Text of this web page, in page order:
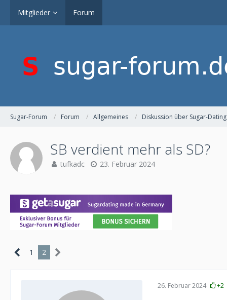
Mitglieder Forum
Sugar-Forum Forum Allgemeines Diskussion über Sugar-Dating
SB verdient mehr als SD?
tufkadc 23. Februar 2024
1 2
26. Februar 2024 +2